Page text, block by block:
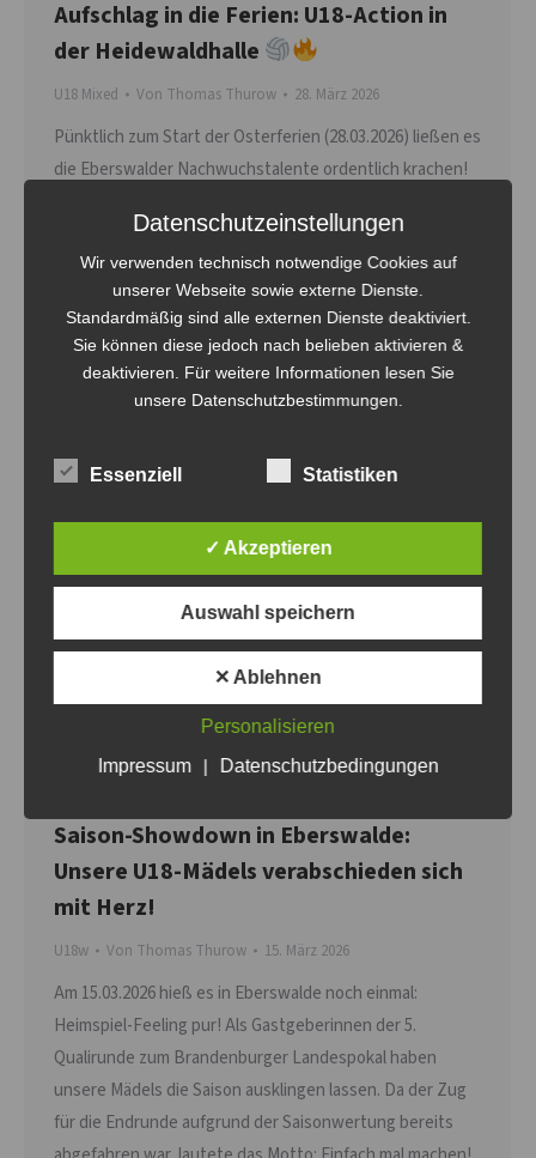
Aufschlag in die Ferien: U18-Action in
der Heidewaldhalle
U18 Mixed Von Thomas Thurow 28. März 2026
Pünktlich zum Start der Osterferien (28.03.2026) ließen es
die Eberswalder Nachwuchstalente ordentlich krachen!
dem sich sechs Gastmannschaften mit unseren zwei
Mixed-Teams der Volley-Bombas duellierten. Gespielt
wurde im Modus „Jeder gegen Jeden“ – zwei Sätze mit
Zeitlimit, damit der Puls auch oben blieb. Unsere
Bombas-Youngsters sind zwar noch…
Saison-Showdown in Eberswalde:
Unsere U18-Mädels verabschieden sich
mit Herz!
U18w Von Thomas Thurow 15. März 2026
Am 15.03.2026 hieß es in Eberswalde noch einmal:
Heimspiel-Feeling pur! Als Gastgeberinnen der 5.
Qualirunde zum Brandenburger Landespokal haben
unsere Mädels die Saison ausklingen lassen. Da der Zug
für die Endrunde aufgrund der Saisonwertung bereits
Datenschutzeinstellungen
Wir verwenden technisch notwendige Cookies auf
unserer Webseite sowie externe Dienste.
Standardmäßig sind alle externen Dienste deaktiviert.
Sie können diese jedoch nach belieben aktivieren &
deaktivieren. Für weitere Informationen lesen Sie
unsere Datenschutzbestimmungen.
Essenziell Statistiken
✓ Akzeptieren
Auswahl speichern
✕ Ablehnen
Personalisieren
Impressum
| Datenschutzbedingungen